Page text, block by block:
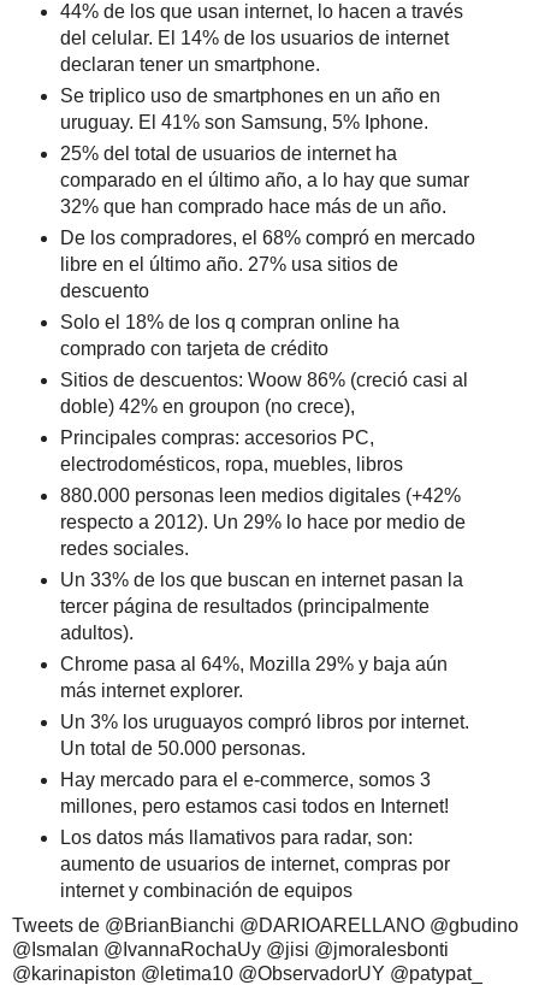
44% de los que usan internet, lo hacen a través
del celular. El 14% de los usuarios de internet
declaran tener un smartphone.
Se triplico uso de smartphones en un año en
uruguay. El 41% son Samsung, 5% Iphone.
25% del total de usuarios de internet ha
comparado en el último año, a lo hay que sumar
32% que han comprado hace más de un año.
De los compradores, el 68% compró en mercado
libre en el último año. 27% usa sitios de
descuento
Solo el 18% de los q compran online ha
comprado con tarjeta de crédito
Sitios de descuentos: Woow 86% (creció casi al
doble) 42% en groupon (no crece),
Principales compras: accesorios PC,
electrodomésticos, ropa, muebles, libros
880.000 personas leen medios digitales (+42%
respecto a 2012). Un 29% lo hace por medio de
redes sociales.
Un 33% de los que buscan en internet pasan la
tercer página de resultados (principalmente
adultos).
Chrome pasa al 64%, Mozilla 29% y baja aún
más internet explorer.
Un 3% los uruguayos compró libros por internet.
Un total de 50.000 personas.
Hay mercado para el e-commerce, somos 3
millones, pero estamos casi todos en Internet!
Los datos más llamativos para radar, son:
aumento de usuarios de internet, compras por
internet y combinación de equipos
Tweets de @BrianBianchi @DARIOARELLANO @gbudino
@Ismalan @IvannaRochaUy @jisi @jmoralesbonti
@karinapiston @letima10 @ObservadorUY @patypat_